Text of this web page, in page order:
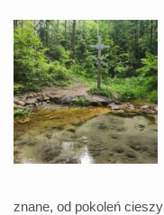
znane, od pokoleń cieszy